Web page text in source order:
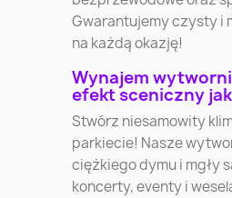
Gwarantujemy czysty i
na każdą okazję!
Wynajem
efekt sceniczny
Stwórz niesamowity
parkiecie! Nasze
ciężkiego dymu i mgły
koncerty, eventy i